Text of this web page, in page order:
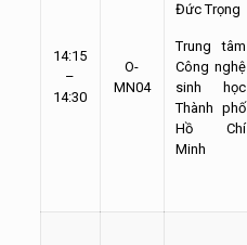
14:15
–
14:30
O-
MN04
Đức Trọng
Trung tâm
Công nghệ
sinh học
Thành phố
Hồ Chí
Minh